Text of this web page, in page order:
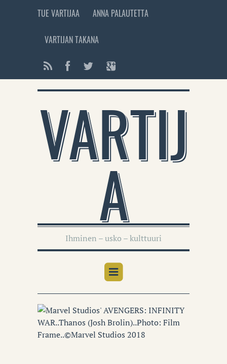
TUE VARTIJAA ANNA PALAUTETTA
VARTIJAN TAKANA
VARTIJ
A
Ihminen – usko – kulttuuri